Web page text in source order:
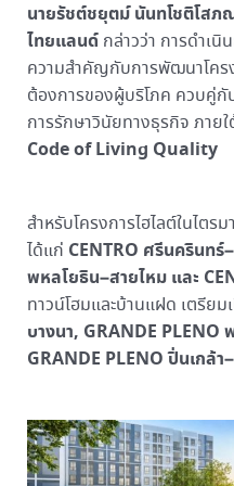
นายรัชต์ชยุตม์ นันทโชติโสภ
ไทยแลนด์กล่าวว่า การดำเนิ
ความสำคัญกับการพัฒนาโคร
ต้องการของผู้บริโภค ควบคู่กั
การรักษาวินัยทางธุรกิจ ภาย
Code of Living Quality
สำหรับโครงการไฮไลต์ในไตร
ได้แก่ CENTRO ศรีนครินทร์
พหลโยธิน–สายไหม และ
ทาวน์โฮมและบ้านแฝด เตรียม
บางนา, GRANDE PLENO
GRANDE PLENO ปิ่นเกล้